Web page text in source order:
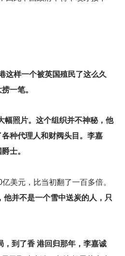
这样一个被英国殖民了这么久
一笔。
幅照片。这个组织并不神秘，他
种代理人和财阀头目。李嘉
士。
美元，比当初翻了一百多倍。
并不是一个雪中送炭的人，只
到了香 港回归那年，李嘉诚